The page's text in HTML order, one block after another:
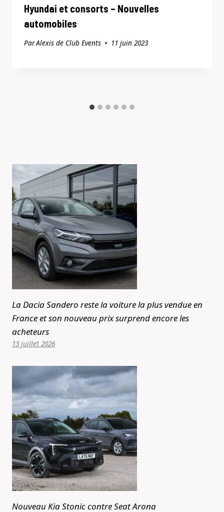
Hyundai et consorts – Nouvelles
automobiles
ParAlexis de Club Events 11 juin 2023
La Dacia Sandero reste la voiture la plus vendue en
France et son nouveau prix surprend encore les
acheteurs
13 juillet 2026
Nouveau Kia Stonic contre Seat Arona